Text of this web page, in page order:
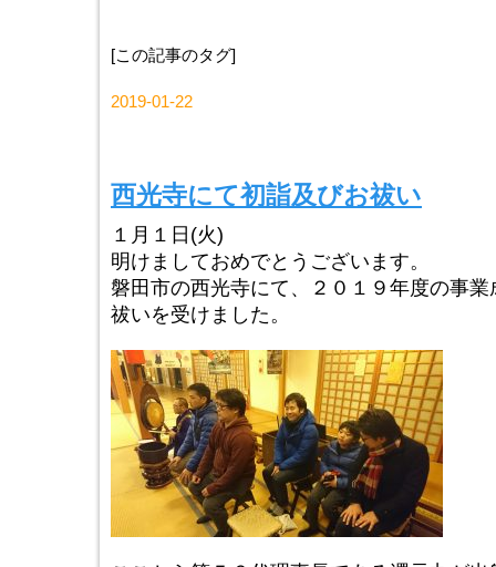
[この記事のタグ]
2019-01-22
西光寺にて初詣及びお祓い
１月１日(火)
明けましておめでとうございます。
磐田市の西光寺にて、２０１９年度の事
祓いを受けました。